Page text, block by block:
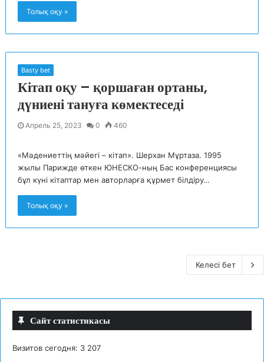
Толық оқу »
Basty bet
Кітап оқу – қоршаған ортаны,
дүниені тануға көмектеседі
Апрель 25, 2023 0 460
«Мәдениеттің мәйегі – кітап». Шерхан Мұртаза. 1995
жылы Парижде өткен ЮНЕСКО-ның Бас конференциясы
бұл күні кітаптар мен авторларға құрмет білдіру…
Толық оқу »
Келесі бет
Сайт статистикасы
Визитов сегодня: 3 207